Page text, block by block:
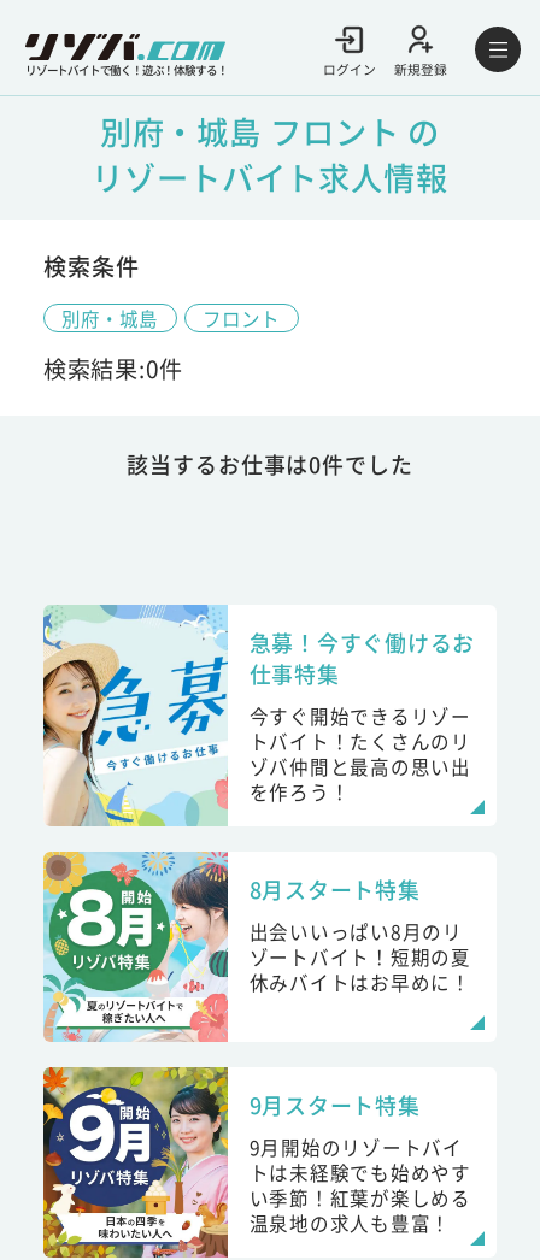
リゾートバイトで働く！遊ぶ！体験する！ ログイン 新規登録
別府・城島 フロント の
リゾートバイト求人情報
検索条件
別府・城島 フロント
検索結果:0件
該当するお仕事は0件でした
急募！今すぐ働けるお
仕事特集
今すぐ開始できるリゾー
トバイト！たくさんのリ
ゾバ仲間と最高の思い出
を作ろう！
8月スタート特集
出会いいっぱい8月のリ
ゾートバイト！短期の夏
休みバイトはお早めに！
9月スタート特集
9月開始のリゾートバイ
トは未経験でも始めやす
い季節！紅葉が楽しめる
温泉地の求人も豊富！